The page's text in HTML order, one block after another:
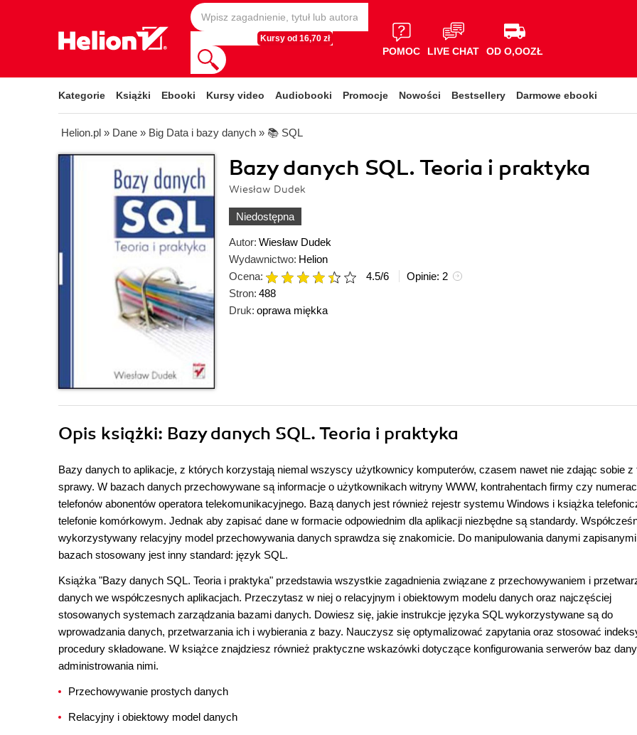
Kursy od 16,70 zł
POMOC LIVE CHAT OD O,OOZŁ
Kategorie Książki Ebooki Kursy video Audiobooki Promocje Nowości Bestsellery Darmowe ebooki
Helion.pl » Dane » Big Data i bazy danych » 📚 SQL
Bazy danych SQL. Teoria i praktyka
Wiesław Dudek
Niedostępna
Autor: Wiesław Dudek
Wydawnictwo: Helion
Ocena:
4.5/6 Opinie: 2
Stron: 488
Druk: oprawa miękka
Opis książki: Bazy danych SQL. Teoria i praktyka
Bazy danych to aplikacje, z których korzystają niemal wszyscy użytkownicy komputerów, czasem nawet nie zdając sobie z
sprawy. W bazach danych przechowywane są informacje o użytkownikach witryny WWW, kontrahentach firmy czy
telefonów abonentów operatora telekomunikacyjnego. Bazą danych jest również rejestr systemu Windows i książka
telefonie komórkowym. Jednak aby zapisać dane w formacie odpowiednim dla aplikacji niezbędne są standardy.
wykorzystywany relacyjny model przechowywania danych sprawdza się znakomicie. Do manipulowania danymi
bazach stosowany jest inny standard: język SQL.
Książka "Bazy danych SQL. Teoria i praktyka" przedstawia wszystkie zagadnienia związane z przechowywaniem i
danych we współczesnych aplikacjach. Przeczytasz w niej o relacyjnym i obiektowym modelu danych oraz najczęściej
stosowanych systemach zarządzania bazami danych. Dowiesz się, jakie instrukcje języka SQL wykorzystywane są do
wprowadzania danych, przetwarzania ich i wybierania z bazy. Nauczysz się optymalizować zapytania oraz stosować
procedury składowane. W książce znajdziesz również praktyczne wskazówki dotyczące konfigurowania serwerów baz
administrowania nimi.
Przechowywanie prostych danych
Relacyjny i obiektowy model danych